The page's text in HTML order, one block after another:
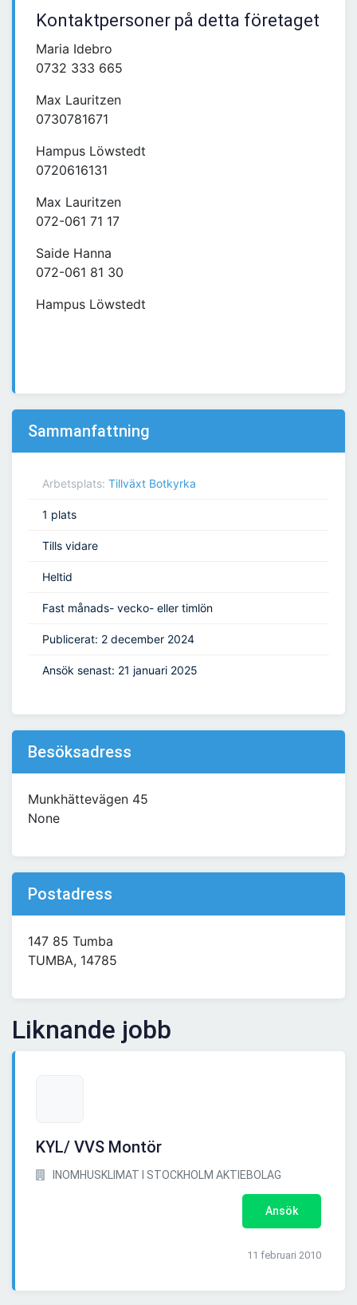
Kontaktpersoner på detta företaget
Maria Idebro
0732 333 665
Max Lauritzen
0730781671
Hampus Löwstedt
0720616131
Max Lauritzen
072-061 71 17
Saide Hanna
072-061 81 30
Hampus Löwstedt
Sammanfattning
Arbetsplats: Tillväxt Botkyrka
1 plats
Tills vidare
Heltid
Fast månads- vecko- eller timlön
Publicerat: 2 december 2024
Ansök senast: 21 januari 2025
Besöksadress
Munkhättevägen 45
None
Postadress
147 85 Tumba
TUMBA, 14785
Liknande jobb
KYL/ VVS Montör
INOMHUSKLIMAT I STOCKHOLM AKTIEBOLAG
Ansök
11 februari 2010